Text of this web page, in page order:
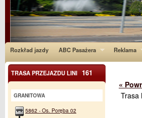
Rozkład jazdy ABC Pasażera Reklama
«
Trasa
TRASA PRZEJAZDU LINI 161
GRANITOWA
5862 - Os. Poręba 02